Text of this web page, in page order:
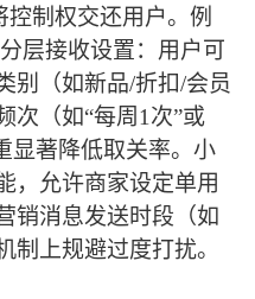
制权交还用户。例
层接收设置：用户可
别（如新品/折扣/会员
次（如“每周1次”或
显著降低取关率。小
，允许商家设定单用
销消息发送时段（如
制上规避过度打扰。